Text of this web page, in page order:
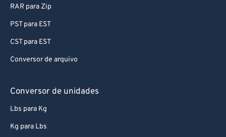
RAR para Zip
PST para EST
CST para EST
Conversor de arquivo
Conversor de unidades
Lbs para Kg
Kg para Lbs